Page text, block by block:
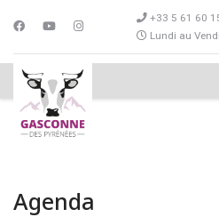
+33 5 61 60
Lundi au
Agenda